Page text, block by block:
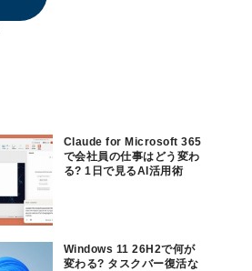
Claude for Microsoft 365
で会社員の仕事はどう変わ
る? 1日で見るAI活用術
Windows 11 26H2で何が
変わる? タスクバー復活な